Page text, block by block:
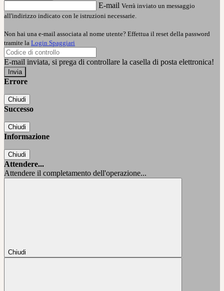
E-mail Verrà inviato un messaggio
all'indirizzo indicato con le istruzioni necessarie.
Non hai una e-mail associata al nome utente? Effettua il reset della password
tramite la Login Spaggiari
E-mail inviata, si prega di controllare la casella di posta elettronica!
Errore
Chiudi
Successo
Chiudi
Informazione
Chiudi
Attendere...
Attendere il completamento dell'operazione...
Chiudi